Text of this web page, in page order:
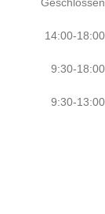
Geschlossen
14:00-18:00
9:30-18:00
9:30-13:00